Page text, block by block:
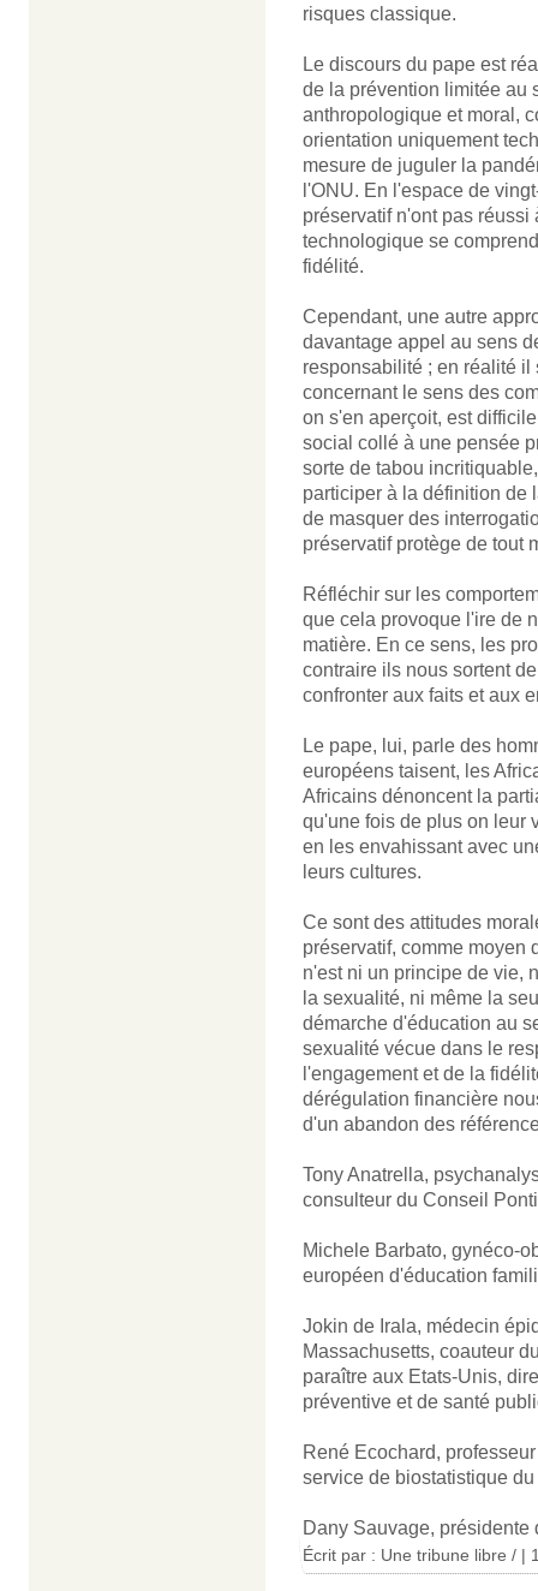
risques classique.
Le discours du pape est
de la prévention limitée au
anthropologique et moral,
orientation uniquement
mesure de juguler la
l'ONU. En l'espace de
préservatif n'ont pas
technologique se
fidélité.
Cependant, une autre
davantage appel au sens
responsabilité ; en réalité
concernant le sens des
on s'en aperçoit, est
social collé à une pensée
sorte de tabou
participer à la définition de
de masquer des
préservatif protège de tout
Réfléchir sur les
que cela provoque l'ire de
matière. En ce sens, les
contraire ils nous sortent
confronter aux faits et aux
Le pape, lui, parle des
européens taisent, les
Africains dénoncent la
qu'une fois de plus on leur
en les envahissant avec
leurs cultures.
Ce sont des attitudes
préservatif, comme moyen
n'est ni un principe de vie,
la sexualité, ni même la
démarche d'éducation au
sexualité vécue dans le
l'engagement et de la
dérégulation financière
d'un abandon des
Tony Anatrella,
consulteur du Conseil
Michele Barbato, gynéco-
européen d'éducation
Jokin de Irala, médecin
Massachusetts, coauteur
paraître aux Etats-Unis,
préventive et de santé
René Ecochard,
service de biostatistique
Dany Sauvage,
Écrit par : Une tribune libre / |